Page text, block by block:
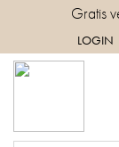
content
Gratis
LOGIN
MOMENT